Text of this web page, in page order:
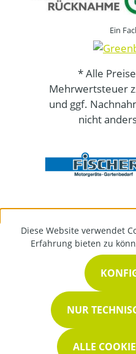
Ein
* Alle
Mehrwertsteuer
und ggf.
nicht
Diese Website verwendet
Erfahrung bieten zu
NUR
ALLE